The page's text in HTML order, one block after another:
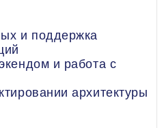
и поддержка
и работа с
архитектуры